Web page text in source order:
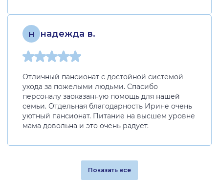
н надежда в.
Отличный пансионат с достойной системой
ухода за пожелыми людьми. Спасибо
персоналу заоказанную помощь для нашей
семьи. Отдельная благодарность Ирине очень
уютный пансионат. Питание на высшем уровне
мама довольна и это очень радует.
Показать все